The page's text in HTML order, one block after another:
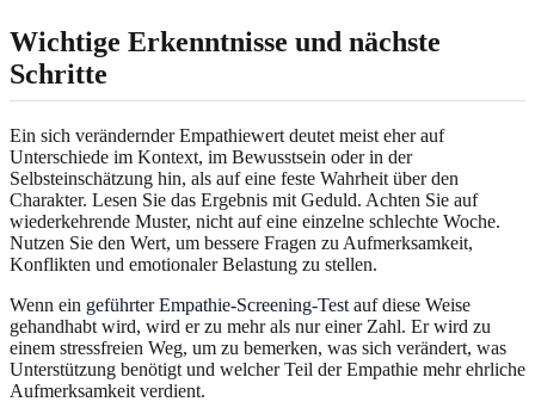
Wichtige Erkenntnisse und nächste
Schritte
Ein sich verändernder Empathiewert deutet meist eher auf
Unterschiede im Kontext, im Bewusstsein oder in der
Selbsteinschätzung hin, als auf eine feste Wahrheit über den
Charakter. Lesen Sie das Ergebnis mit Geduld. Achten Sie auf
wiederkehrende Muster, nicht auf eine einzelne schlechte Woche.
Nutzen Sie den Wert, um bessere Fragen zu Aufmerksamkeit,
Konflikten und emotionaler Belastung zu stellen.
Wenn ein geführter Empathie-Screening-Test auf diese Weise
gehandhabt wird, wird er zu mehr als nur einer Zahl. Er wird zu
einem stressfreien Weg, um zu bemerken, was sich verändert, was
Unterstützung benötigt und welcher Teil der Empathie mehr ehrliche
Aufmerksamkeit verdient.